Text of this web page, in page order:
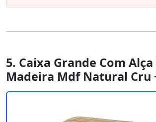
5. Caixa Grande Com Alça
Madeira Mdf Natural Cru